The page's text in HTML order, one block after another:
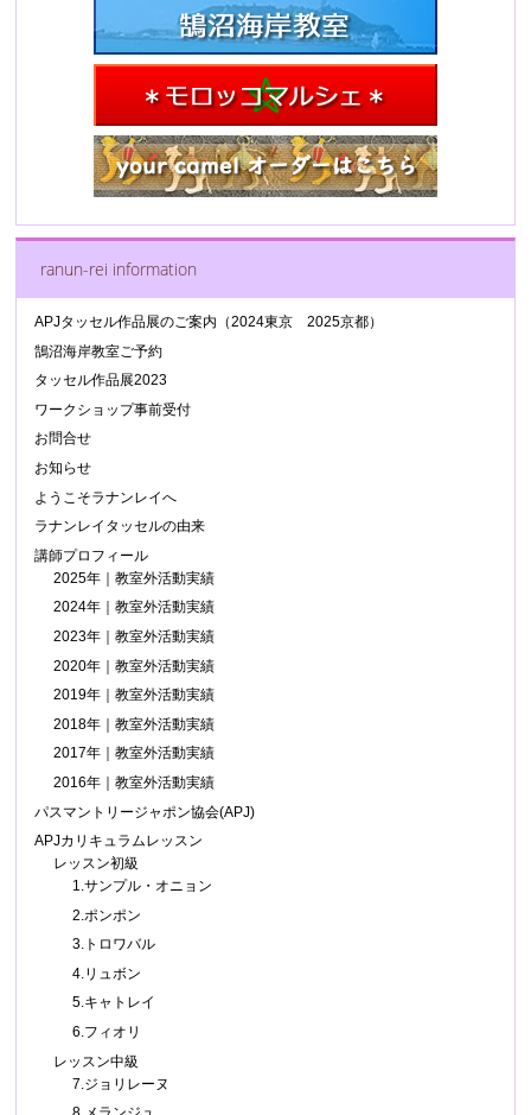
ranun-rei information
APJタッセル作品展のご案内（2024東京 2025京都）
鵠沼海岸教室ご予約
タッセル作品展2023
ワークショップ事前受付
お問合せ
お知らせ
ようこそラナンレイへ
ラナンレイタッセルの由来
講師プロフィール
2025年｜教室外活動実績
2024年｜教室外活動実績
2023年｜教室外活動実績
2020年｜教室外活動実績
2019年｜教室外活動実績
2018年｜教室外活動実績
2017年｜教室外活動実績
2016年｜教室外活動実績
パスマントリージャポン協会(APJ)
APJカリキュラムレッスン
レッスン初級
1.サンプル・オニョン
2.ポンポン
3.トロワバル
4.リュボン
5.キャトレイ
6.フィオリ
レッスン中級
7.ジョリレーヌ